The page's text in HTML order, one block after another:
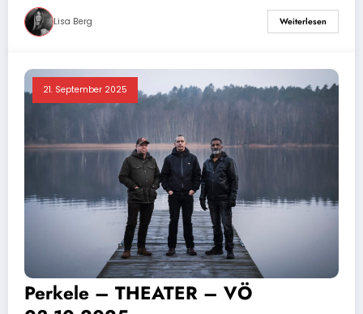
Lisa Berg Weiterlesen
21. September 2025
Perkele – THEATER – VÖ